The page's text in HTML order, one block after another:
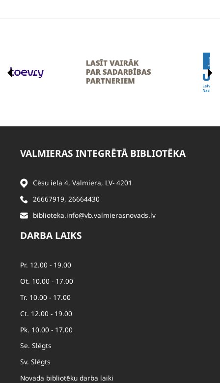
VALMIERAS INTEGRĒTĀ BIBLIOTĒKA
Cēsu iela 4, Valmiera, LV- 4201
26667919, 26664430
biblioteka.info@vb.valmierasnovads.lv
DARBA LAIKS
Pr. 12.00 - 19.00
Ot. 10.00 - 17.00
Tr. 10.00 - 17.00
Ct. 12.00 - 19.00
Pk. 10.00 - 17.00
Se. Slēgts
Sv. Slēgts
Novada bibliotēku darba laiki